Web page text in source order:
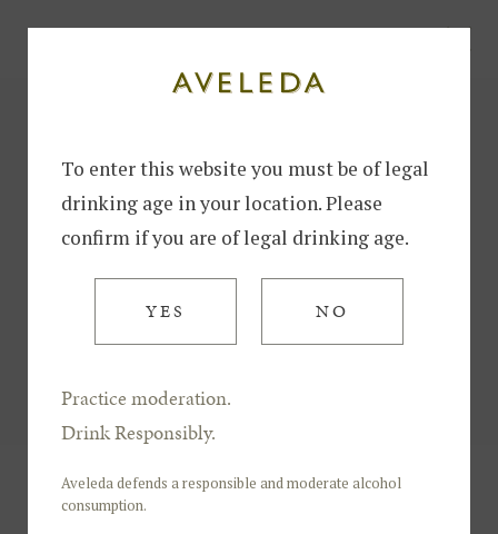
To enter this website you must be of legal
drinking age in your location. Please
confirm if you are of legal drinking age.
YES NO
Practice moderation.
Drink Responsibly.
Aveleda defends a responsible and moderate alcohol
consumption.